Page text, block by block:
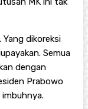
dikoreksi
Semua
dengan
Prabowo